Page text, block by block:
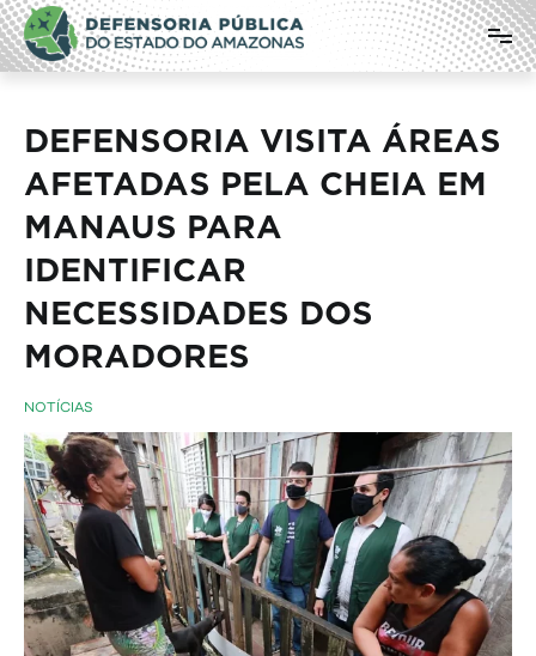
Pular
para
o
conteúdo
Defensoria Pública do Estado do
Amazonas
DEFENSORIA VISITA ÁREAS
AFETADAS PELA CHEIA EM
MANAUS PARA
IDENTIFICAR
NECESSIDADES DOS
MORADORES
NOTÍCIAS